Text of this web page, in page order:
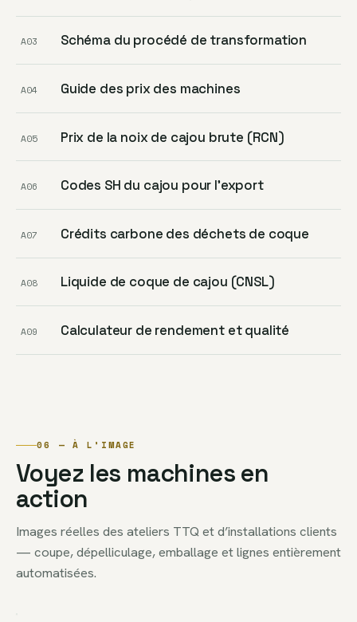
A03 Schéma du procédé de transformation
A04 Guide des prix des machines
A05 Prix de la noix de cajou brute (RCN)
A06 Codes SH du cajou pour l’export
A07 Crédits carbone des déchets de coque
A08 Liquide de coque de cajou (CNSL)
A09 Calculateur de rendement et qualité
06 — À L’IMAGE
Voyez les machines en
action
Images réelles des ateliers TTQ et d’installations clients
— coupe, dépelliculage, emballage et lignes entièrement
automatisées.